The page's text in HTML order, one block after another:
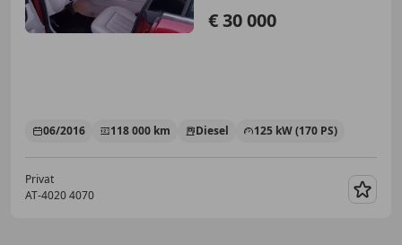
€ 30 000
06/2016 118 000 km Diesel 125 kW (170 PS)
Privat
AT-4020 4070